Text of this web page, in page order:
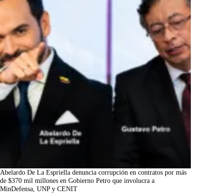
Abelardo De La Espriella denuncia corrupción en contratos por más
de $370 mil millones en Gobierno Petro que involucra a
MinDefensa, UNP y CENIT